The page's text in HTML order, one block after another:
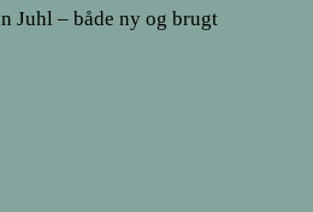
Juhl – både ny og brugt